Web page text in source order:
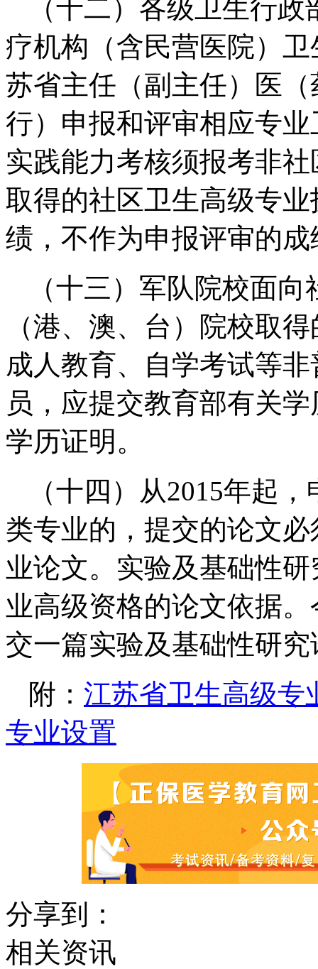
（十二）各级卫生行
疗机构（含民营医院）
苏省主任（副主任）医
行）申报和评审相应专
实践能力考核须报考非
取得的社区卫生高级专
绩，不作为申报评审的
（十三）军队院校面
（港、澳、台）院校取
成人教育、自学考试等
员，应提交教育部有关
学历证明。
（十四）从2015年起
类专业的，提交的论文
业论文。实验及基础性
业高级资格的论文依据
交一篇实验及基础性研究
附： 江苏省卫生高级专
专业设置
分享到：
相关资讯